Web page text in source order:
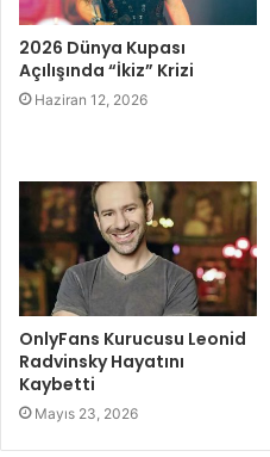
2026 Dünya Kupası
Açılışında “İkiz” Krizi
Haziran 12, 2026
OnlyFans Kurucusu Leonid
Radvinsky Hayatını
Kaybetti
Mayıs 23, 2026